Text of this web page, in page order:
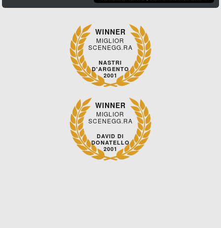
WINNER
MIGLIOR
SCENEGG.RA
NASTRI
D'ARGENTO
2001
WINNER
MIGLIOR
SCENEGG.RA
DAVID DI
DONATELLO
2001